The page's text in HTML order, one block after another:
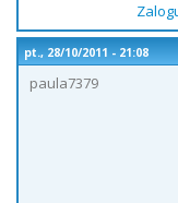
pt., 28/10/2011 - 21:08
paula7379